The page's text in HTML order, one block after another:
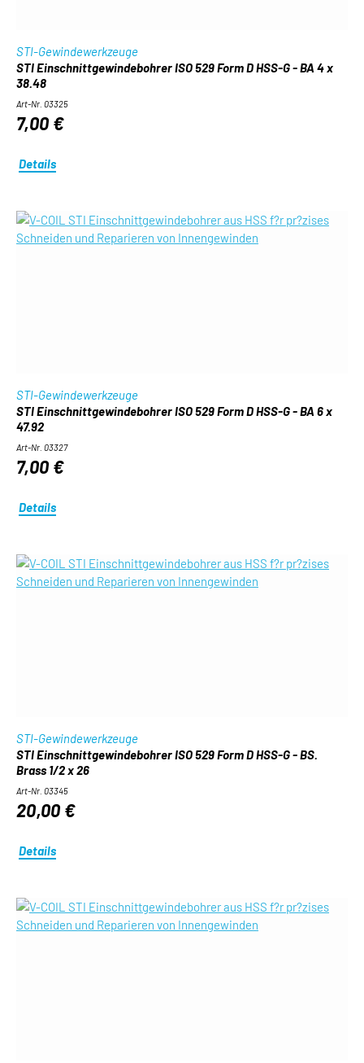
STI-Gewindewerkzeuge
STI Einschnittgewindebohrer ISO 529 Form D HSS-G - BA 4 x
38.48
Art-Nr. 03325
7,00 €
Details
STI-Gewindewerkzeuge
STI Einschnittgewindebohrer ISO 529 Form D HSS-G - BA 6 x
47.92
Art-Nr. 03327
7,00 €
Details
STI-Gewindewerkzeuge
STI Einschnittgewindebohrer ISO 529 Form D HSS-G - BS.
Brass 1/2 x 26
Art-Nr. 03345
20,00 €
Details